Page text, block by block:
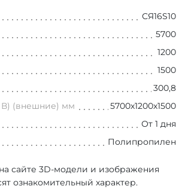
СЯ16S10
5700
1200
1500
300,8
В) (внешние) мм
5700х1200х1500
От 1 дня
Полипропилен
сайте 3D-модели и изображения
ознакомительный характер.